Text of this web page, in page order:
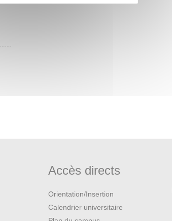
Accès directs
Orientation/Insertion
Calendrier universitaire